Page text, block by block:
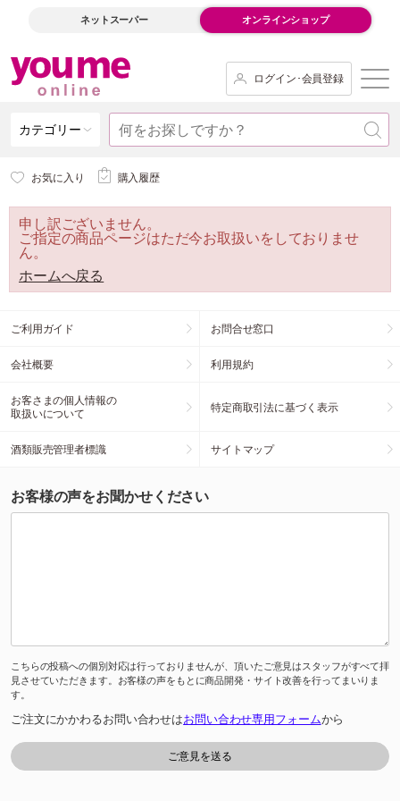
ネットスーパー オンラインショップ
ログイン･会員登録
カテゴリー
お気に入り 購入履歴
申し訳ございません。
ご指定の商品ページはただ今お取扱いをしておりませ
ん。
ホームへ戻る
ご利用ガイド お問合せ窓口
会社概要 利用規約
お客さまの個人情報の
取扱いについて
特定商取引法に基づく表示
酒類販売管理者標識 サイトマップ
お客様の声をお聞かせください
こちらの投稿への個別対応は行っておりませんが、頂いたご意見はスタッフがすべて拝
見させていただきます。お客様の声をもとに商品開発・サイト改善を行ってまいりま
す。
ご注文にかかわるお問い合わせはお問い合わせ専用フォームから